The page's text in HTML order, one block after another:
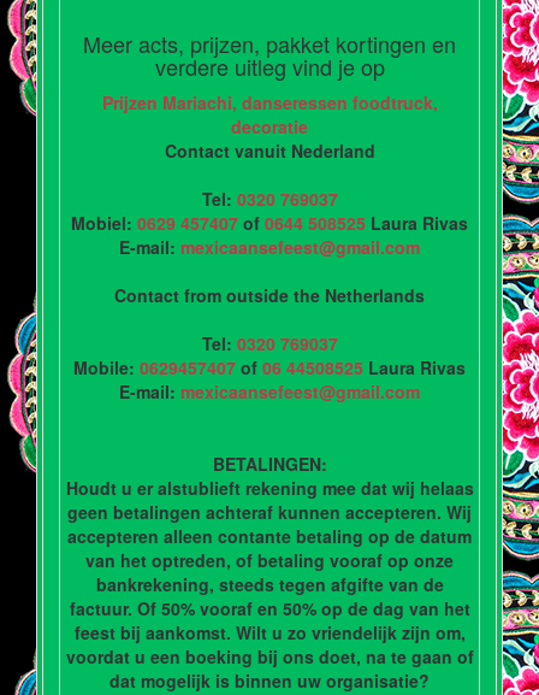
Meer acts, prijzen, pakket kortingen en
verdere uitleg vind je op
Prijzen Mariachi, danseressen foodtruck,
decoratie
Contact vanuit Nederland
Tel: 0320 769037
Mobiel: 0629 457407 of 0644 508525 Laura Rivas
E-mail: mexicaansefeest@gmail.com
Contact from outside the Netherlands
Tel: 0320 769037
Mobile: 0629457407 of 06 44508525 Laura Rivas
E-mail: mexicaansefeest@gmail.com
BETALINGEN:
Houdt u er alstublieft rekening mee dat wij helaas
geen betalingen achteraf kunnen accepteren. Wij
accepteren alleen contante betaling op de datum
van het optreden, of betaling vooraf op onze
bankrekening, steeds tegen afgifte van de
factuur. Of 50% vooraf en 50% op de dag van het
feest bij aankomst. Wilt u zo vriendelijk zijn om,
voordat u een boeking bij ons doet, na te gaan of
dat mogelijk is binnen uw organisatie?